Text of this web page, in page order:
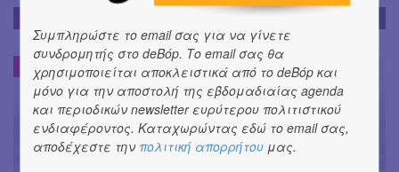
Συμπληρώστε το email σας για να γίνετε
συνδρομητής στο deBόp. Το email σας θα
χρησιμοποιείται αποκλειστικά από το deBόp και
μόνο για την αποστολή της εβδομαδιαίας agenda
και περιοδικών newsletter ευρύτερου πολιτιστικού
ενδιαφέροντος. Καταχωρώντας εδώ το email σας,
αποδέχεστε την πολιτική απορρήτου μας.